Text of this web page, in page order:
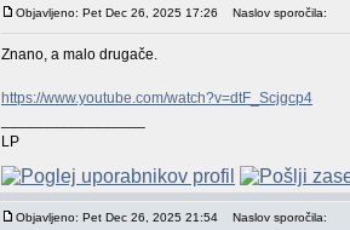
Objavljeno: Pet Dec 26, 2025 17:26 Naslov sporočila:
Znano, a malo drugače.
https://www.youtube.com/watch?v=dtF_Scjgcp4
LP
Objavljeno: Pet Dec 26, 2025 21:54 Naslov sporočila: